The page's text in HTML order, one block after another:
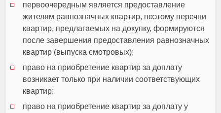
первоочередным является предоставление
жителям равнозначных квартир, поэтому перечни
квартир, предлагаемых на докупку, формируются
после завершения предоставления равнозначных
квартир (выпуска смотровых);
право на приобретение квартир за доплату
возникает только при наличии соответствующих
квартир;
право на приобретение квартир за доплату у